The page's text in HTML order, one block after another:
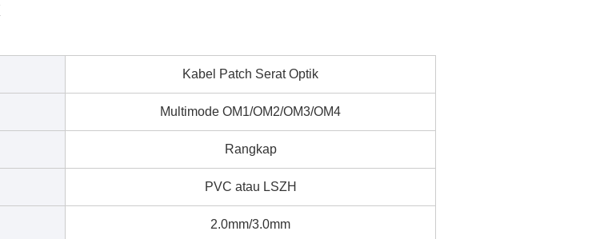
Kabel Patch Serat Optik
Multimode OM1/OM2/OM3/OM4
Rangkap
PVC atau LSZH
2.0mm/3.0mm